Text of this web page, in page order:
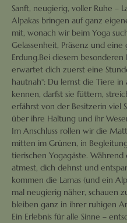
Sanft, neugierig, voller Ruhe –
Alpakas bringen auf ganz
mit, wonach wir beim Yoga
Gelassenheit, Präsenz und
Erdung.Bei diesem besonderen
erwartet dich zuerst eine
hautnah“: Du lernst die Tiere in
kennen, darfst sie füttern,
erfährst von der Besitzerin viel
über ihre Haltung und ihr
Im Anschluss rollen wir die
mitten im Grünen, in
tierischen Yogagäste.
atmest, dich dehnst und
kommen die Lamas (und ein
mal neugierig näher, schauen
bleiben ganz in ihrer ruhigen
Ein Erlebnis für alle Sinne –